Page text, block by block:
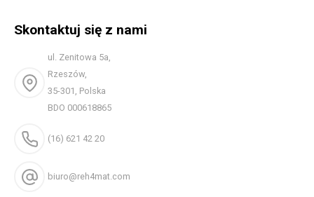
Skontaktuj się z nami
ul. Zenitowa 5a,
Rzeszów,
35-301, Polska
BDO 000618865
(16) 621 42 20
biuro@reh4mat.com